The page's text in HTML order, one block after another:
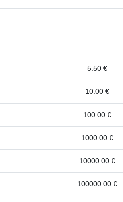
5.50 €
10.00 €
100.00 €
1000.00 €
10000.00 €
100000.00 €